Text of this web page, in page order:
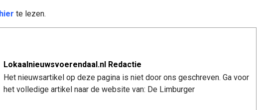
hier te lezen.
Lokaalnieuwsvoerendaal.nl Redactie
Het nieuwsartikel op deze pagina is niet door ons geschreven. Ga voor
het volledige artikel naar de website van: De Limburger